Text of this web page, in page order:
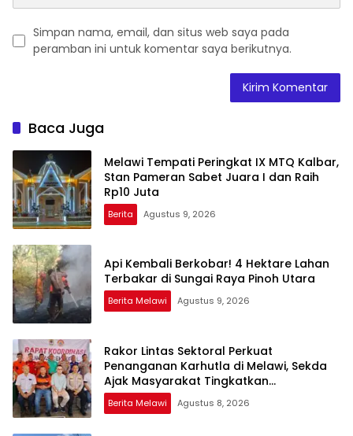
Simpan nama, email, dan situs web saya pada
peramban ini untuk komentar saya berikutnya.
Baca Juga
Melawi Tempati Peringkat IX MTQ Kalbar,
Stan Pameran Sabet Juara I dan Raih
Rp10 Juta
Berita Agustus 9, 2026
Api Kembali Berkobar! 4 Hektare Lahan
Terbakar di Sungai Raya Pinoh Utara
Berita Melawi Agustus 9, 2026
Rakor Lintas Sektoral Perkuat
Penanganan Karhutla di Melawi, Sekda
Ajak Masyarakat Tingkatkan
Kewaspadaan
Berita Melawi Agustus 8, 2026